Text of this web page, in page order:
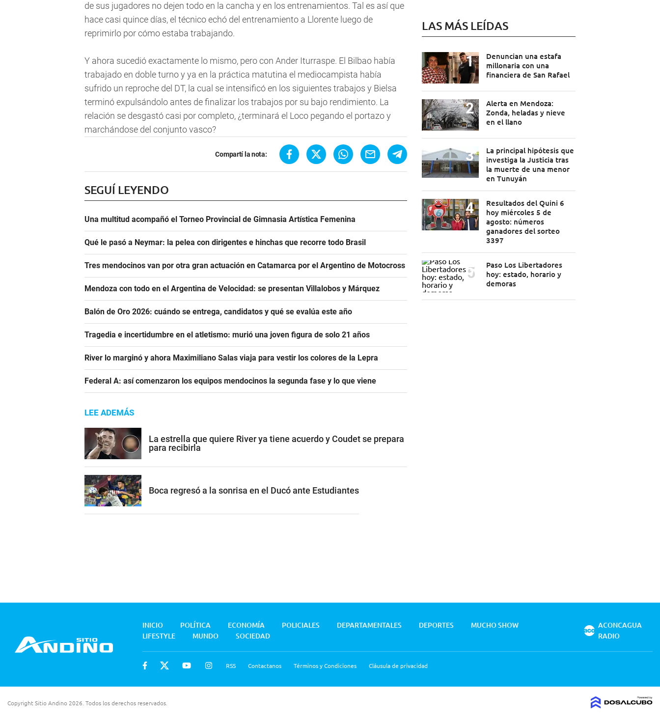
de sus jugadores no dejen todo en la cancha y en los entrenamientos. Tal es así que
hace casi quince días, el técnico echó del entrenamiento a Llorente luego de
reprimirlo por cómo estaba trabajando.
Y ahora sucedió exactamente lo mismo, pero con Ander Iturraspe. El Bilbao había
trabajado en doble turno y ya en la práctica matutina el mediocampista había
sufrido un reproche del DT, la cual se intensificó en los siguientes trabajos y Bielsa
terminó expulsándolo antes de finalizar los trabajos por su bajo rendimiento. La
relación se desgastó casi por completo, ¿terminará el Loco pegando el portazo y
marchándose del conjunto vasco?
Compartí la nota:
SEGUÍ LEYENDO
Una multitud acompañó el Torneo Provincial de Gimnasia Artística Femenina
Qué le pasó a Neymar: la pelea con dirigentes e hinchas que recorre todo Brasil
Tres mendocinos van por otra gran actuación en Catamarca por el Argentino de Motocross
Mendoza con todo en el Argentina de Velocidad: se presentan Villalobos y Márquez
Balón de Oro 2026: cuándo se entrega, candidatos y qué se evalúa este año
Tragedia e incertidumbre en el atletismo: murió una joven figura de solo 21 años
River lo marginó y ahora Maximiliano Salas viaja para vestir los colores de la Lepra
Federal A: así comenzaron los equipos mendocinos la segunda fase y lo que viene
LEE ADEMÁS
La estrella que quiere River ya tiene acuerdo y Coudet se prepara
para recibirla
Boca regresó a la sonrisa en el Ducó ante Estudiantes
LAS MÁS LEÍDAS
Denuncian una estafa
millonaria con una
financiera de San Rafael
Alerta en Mendoza:
Zonda, heladas y nieve
en el llano
La principal hipótesis que
investiga la Justicia tras
la muerte de una menor
en Tunuyán
Resultados del Quini 6
hoy miércoles 5 de
agosto: números
ganadores del sorteo
3397
Paso Los Libertadores
hoy: estado, horario y
demoras
INICIO POLÍTICA ECONOMÍA POLICIALES DEPARTAMENTALES DEPORTES
MUCHO SHOW
LIFESTYLE
MUNDO SOCIEDAD
RSS Contactanos Términos y Condiciones Cláusula de privacidad
ACONCAGUA
RADIO
Copyright Sitio Andino 2026. Todos los derechos reservados.